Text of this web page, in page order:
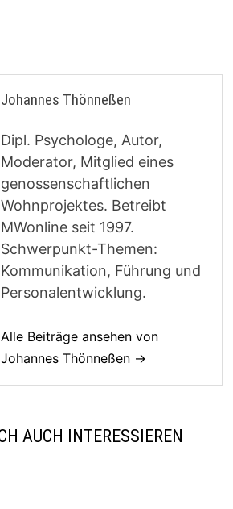
Johannes Thönneßen
Dipl. Psychologe, Autor,
Moderator, Mitglied eines
genossenschaftlichen
Wohnprojektes. Betreibt
MWonline seit 1997.
Schwerpunkt-Themen:
Kommunikation, Führung und
Personalentwicklung.
Alle Beiträge ansehen von
Johannes Thönneßen →
AUCH INTERESSIEREN